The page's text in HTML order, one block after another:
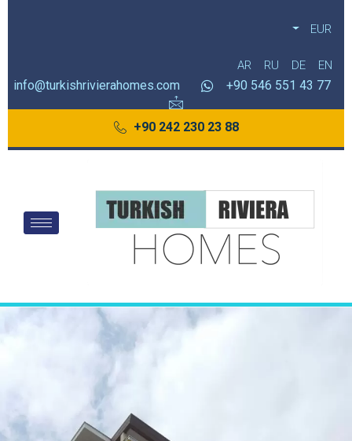
EUR
EN
DE
RU
AR
77 43 551 546 90+
info@turkishrivierahomes.com
88 23 230 242 90+